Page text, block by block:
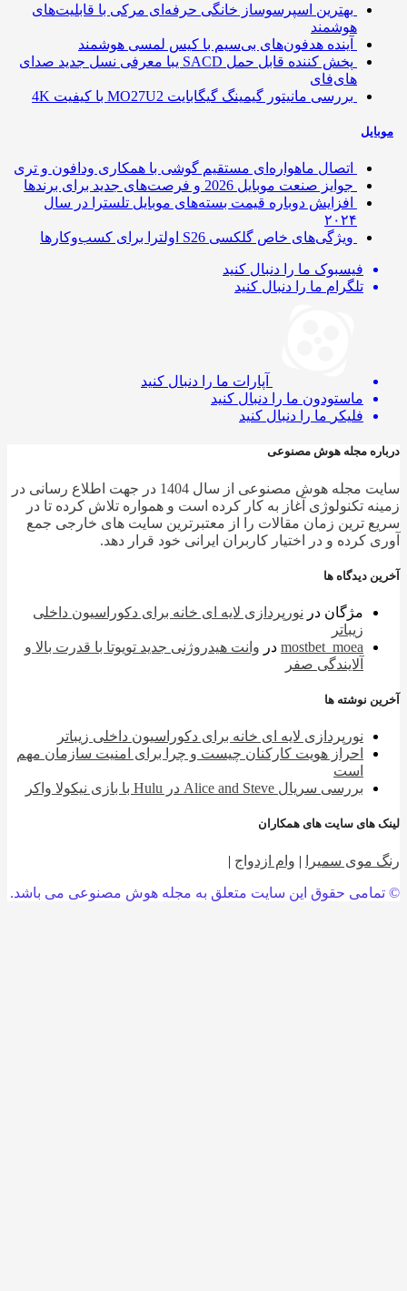
بهترین اسپرسوساز خانگی حرفه‌ای مرکی با قابلیت‌های
هوشمند
آینده هدفون‌های بی‌سیم با کیس لمسی هوشمند
پخش کننده قابل حمل SACD یبا معرفی نسل جدید صدای
های‌فای
بررسی مانیتور گیمینگ گیگابایت MO27U2 با کیفیت 4K
اتصال ماهواره‌ای مستقیم گوشی‌ با همکاری ودافون و تری
جوایز صنعت موبایل 2026 و فرصت‌های جدید برای برندها
افزایش دوباره قیمت بسته‌های موبایل تلسترا در سال
۲۰۲۴
ویژگی‌های خاص گلکسی S26 اولترا برای کسب‌وکارها
فیسبوک ما را دنبال کنید
تلگرام ما را دنبال کنید
آپارات ما را دنبال کنید
ماستودون ما را دنبال کنید
فلیکر ما را دنبال کنید
مجله هوش مصنوعی
سایت مجله هوش مصنوعی از سال 1404 در جهت اطلاع رسانی در
تکنولوژی آغاز به کار کرده است و همواره تلاش کرده تا در
ترین زمان مقالات را از معتبرترین سایت های خارجی جمع
کرده و در اختیار کاربران ایرانی خود قرار دهد.
دیدگاه ها
مژگاندرنورپردازی لایه ای خانه برای دکوراسیون داخلی
زیباتر
mostbet_moeaدروانت هیدروژنی جدید تویوتا با قدرت بالا و
آلایندگی صفر
نوشته ها
نورپردازی لایه ای خانه برای دکوراسیون داخلی زیباتر
احراز هویت کارکنان چیست و چرا برای امنیت سازمان مهم
بررسی سریال Alice and Steve در Hulu با بازی نیکولا واکر
های سایت های همکاران
موی سمیرا|وام ازدواج |
حقوق این سایت متعلق به مجله هوش مصنوعی می باشد.